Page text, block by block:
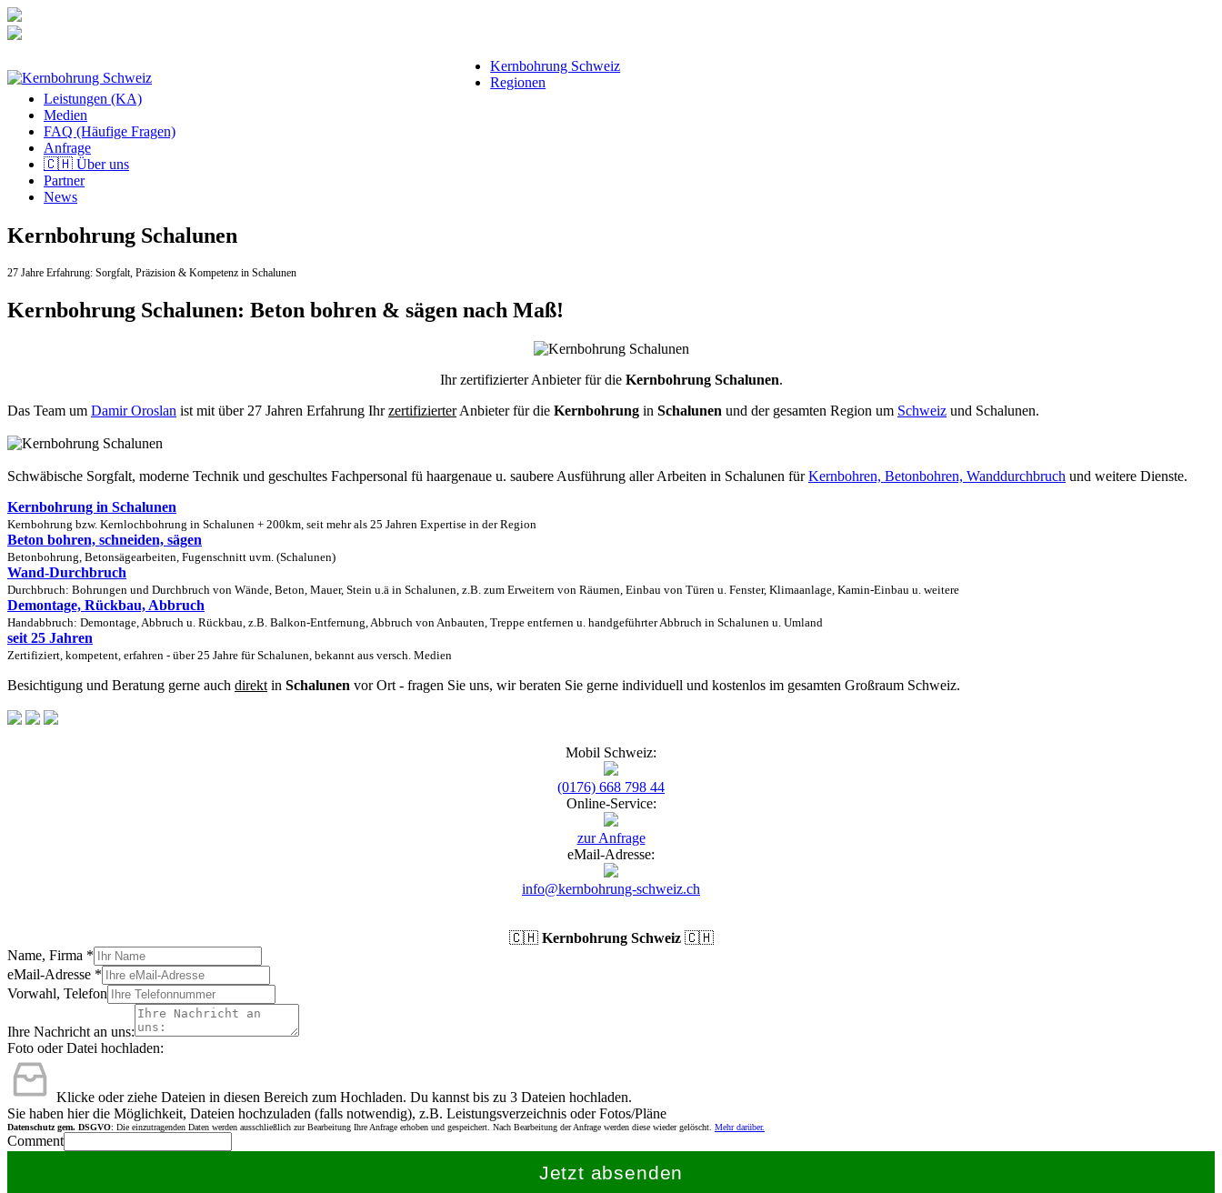
Inhalt
springen
Kernbohrung Schweiz
Regionen
Leistungen (KA)
Medien
FAQ (Häufige Fragen)
Anfrage
🇨🇭 Über uns
Partner
News
Kernbohrung Schalunen
27 Jahre Erfahrung: Sorgfalt, Präzision & Kompetenz in Schalunen
Kernbohrung Schalunen: Beton bohren & sägen nach Maß!
Ihr zertifizierter Anbieter für die Kernbohrung Schalunen.
Das Team um Damir Oroslan ist mit über 27 Jahren Erfahrung IhrzertifizierterAnbieter für die Kernbohrung in Schalunen und der gesamten Region um Schweiz und Schalunen.
Schwäbische Sorgfalt, moderne Technik und geschultes Fachpersonal fü haargenaue u. saubere Ausführung aller Arbeiten in Schalunen fürKernbohren, Betonbohren, Wanddurchbruch und weitere Dienste.
Kernbohrung in Schalunen
Kernbohrung bzw. Kernlochbohrung in Schalunen + 200km, seit mehr als 25 Jahren Expertise in der Region
Beton bohren, schneiden, sägen
Betonbohrung, Betonsägearbeiten, Fugenschnitt uvm. (Schalunen)
Wand-Durchbruch
Durchbruch: Bohrungen und Durchbruch von Wände, Beton, Mauer, Stein u.ä in Schalunen, z.B. zum Erweitern von Räumen, Einbau von Türen u. Fenster, Klimaanlage, Kamin-Einbau u. weitere
Demontage, Rückbau, Abbruch
Handabbruch: Demontage, Abbruch u. Rückbau, z.B. Balkon-Entfernung, Abbruch von Anbauten, Treppe entfernen u. handgeführter Abbruch in Schalunen u. Umland
seit 25 Jahren
Zertifiziert, kompetent, erfahren - über 25 Jahre für Schalunen, bekannt aus versch. Medien
Besichtigung und Beratung gerne auch direkt in Schalunen vor Ort - fragen Sie uns, wir beraten Sie gerne individuell und kostenlos im gesamten Großraum Schweiz.
Mobil Schweiz:
(0176) 668 798 44
Online-Service:
zur Anfrage
eMail-Adresse:
info@kernbohrung-schweiz.ch
🇨🇭 Kernbohrung Schweiz🇨🇭
Name, Firma *
eMail-Adresse *
Vorwahl, Telefon
Ihre Nachricht an uns:
Foto oder Datei hochladen:
Klicke oder ziehe Dateien in diesen Bereich zum Hochladen. Du kannst bis zu 3 Dateien hochladen.
Sie haben hier die Möglichkeit, Dateien hochzuladen (falls notwendig), z.B. Leistungsverzeichnis oder Fotos/Pläne
Datenschutz gem. DSGVO: Die einzutragenden Daten werden ausschließlich zur Bearbeitung Ihre Anfrage erhoben und gespeichert. Nach Bearbeitung der Anfrage werden diese wieder gelöscht. Mehr darüber.
Comment
Jetzt absenden